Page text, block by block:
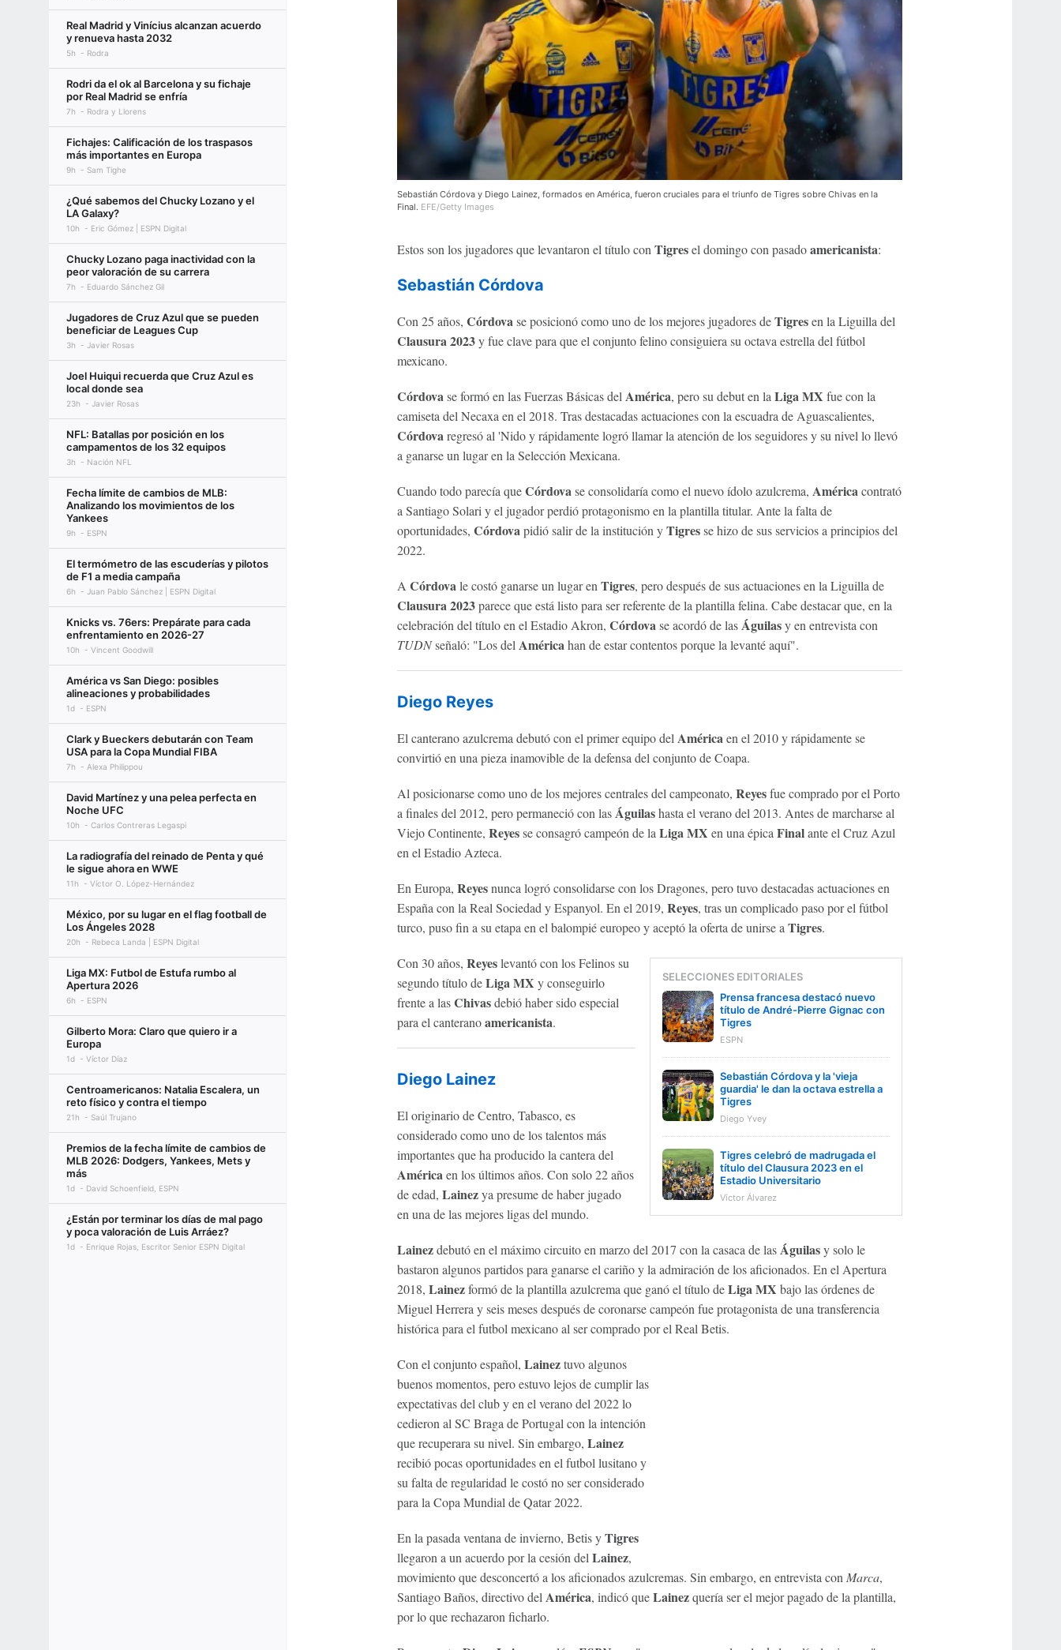
Real Madrid y Vinícius alcanzan acuerdo
y renueva hasta 2032
5h Rodra
Rodri da el ok al Barcelona y su fichaje
por Real Madrid se enfría
7h Rodra y Llorens
Fichajes: Calificación de los traspasos
más importantes en Europa
9h Sam Tighe
¿Qué sabemos del Chucky Lozano y el
LA Galaxy?
10h Eric Gómez | ESPN Digital
Chucky Lozano paga inactividad con la
peor valoración de su carrera
7h Eduardo Sánchez Gil
Jugadores de Cruz Azul que se pueden
beneficiar de Leagues Cup
3h Javier Rosas
Joel Huiqui recuerda que Cruz Azul es
local donde sea
23h Javier Rosas
NFL: Batallas por posición en los
campamentos de los 32 equipos
3h Nación NFL
Fecha límite de cambios de MLB:
Analizando los movimientos de los
Yankees
9h ESPN
El termómetro de las escuderías y pilotos
de F1 a media campaña
6h Juan Pablo Sánchez | ESPN Digital
Knicks vs. 76ers: Prepárate para cada
enfrentamiento en 2026-27
10h Vincent Goodwill
América vs San Diego: posibles
alineaciones y probabilidades
1d ESPN
Clark y Bueckers debutarán con Team
USA para la Copa Mundial FIBA
7h Alexa Philippou
David Martínez y una pelea perfecta en
Noche UFC
10h Carlos Contreras Legaspi
La radiografía del reinado de Penta y qué
le sigue ahora en WWE
11h Víctor O. López-Hernández
México, por su lugar en el flag football de
Los Ángeles 2028
20h Rebeca Landa | ESPN Digital
Liga MX: Futbol de Estufa rumbo al
Apertura 2026
6h ESPN
Gilberto Mora: Claro que quiero ir a
Europa
1d Víctor Díaz
Centroamericanos: Natalia Escalera, un
reto físico y contra el tiempo
21h Saúl Trujano
Premios de la fecha límite de cambios de
MLB 2026: Dodgers, Yankees, Mets y
más
1d David Schoenfield, ESPN
¿Están por terminar los días de mal pago
y poca valoración de Luis Arráez?
1d Enrique Rojas, Escritor Senior ESPN Digital
Sebastián Córdova y Diego Lainez, formados en América, fueron cruciales para el triunfo de Tigres sobre Chivas en la
Final. EFE/Getty Images
Estos son los jugadores que levantaron el título conTigresel domingo con pasadoamericanista:
Sebastián Córdova
Con 25 años, Córdovase posicionó como uno de los mejores jugadores deTigresen la Liguilla del
Clausura 2023y fue clave para que el conjunto felino consiguiera su octava estrella del fútbol
mexicano.
Córdovase formó en las Fuerzas Básicas delAmérica, pero su debut en laLiga MX fue con la
camiseta del Necaxa en el 2018. Tras destacadas actuaciones con la escuadra de Aguascalientes,
Córdovaregresó al 'Nido y rápidamente logró llamar la atención de los seguidores y su nivel lo llevó
a ganarse un lugar en la Selección Mexicana.
Cuando todo parecía queCórdovase consolidaría como el nuevo ídolo azulcrema, Américacontrató
a Santiago Solari y el jugador perdió protagonismo en la plantilla titular. Ante la falta de
oportunidades, Córdovapidió salir de la institución yTigresse hizo de sus servicios a principios del
2022.
A Córdovale costó ganarse un lugar enTigres, pero después de sus actuaciones en la Liguilla de
Clausura 2023parece que está listo para ser referente de la plantilla felina. Cabe destacar que, en la
celebración del título en el Estadio Akron, Córdovase acordó de lasÁguilasy en entrevista con
TUDNseñaló: "Los delAméricahan de estar contentos porque la levanté aquí".
Diego Reyes
El canterano azulcrema debutó con el primer equipo delAméricaen el 2010 y rápidamente se
convirtió en una pieza inamovible de la defensa del conjunto de Coapa.
Al posicionarse como uno de los mejores centrales del campeonato, Reyesfue comprado por el Porto
a finales del 2012, pero permaneció con lasÁguilashasta el verano del 2013. Antes de marcharse al
Viejo Continente, Reyesse consagró campeón de laLiga MX en una épicaFinalante el Cruz Azul
en el Estadio Azteca.
En Europa, Reyesnunca logró consolidarse con los Dragones, pero tuvo destacadas actuaciones en
España con la Real Sociedad y Espanyol. En el 2019, Reyes, tras un complicado paso por el fútbol
turco, puso fin a su etapa en el balompié europeo y aceptó la oferta de unirse aTigres.
SELECCIONES EDITORIALES
Prensa francesa destacó nuevo
título de André-Pierre Gignac con
Tigres
ESPN
Sebastián Córdova y la 'vieja
guardia' le dan la octava estrella a
Tigres
Diego Yvey
Tigres celebró de madrugada el
título del Clausura 2023 en el
Estadio Universitario
Víctor Álvarez
Con 30 años, Reyeslevantó con los Felinos su
segundo título deLiga MX y conseguirlo
frente a lasChivasdebió haber sido especial
para el canteranoamericanista.
Diego Lainez
El originario de Centro, Tabasco, es
considerado como uno de los talentos más
importantes que ha producido la cantera del
Américaen los últimos años. Con solo 22 años
de edad, Lainezya presume de haber jugado
en una de las mejores ligas del mundo.
Lainezdebutó en el máximo circuito en marzo del 2017 con la casaca de lasÁguilasy solo le
bastaron algunos partidos para ganarse el cariño y la admiración de los aficionados. En el Apertura
2018, Lainezformó de la plantilla azulcrema que ganó el título deLiga MX bajo las órdenes de
Miguel Herrera y seis meses después de coronarse campeón fue protagonista de una transferencia
histórica para el futbol mexicano al ser comprado por el Real Betis.
Con el conjunto español, Laineztuvo algunos
buenos momentos, pero estuvo lejos de cumplir las
expectativas del club y en el verano del 2022 lo
cedieron al SC Braga de Portugal con la intención
que recuperara su nivel. Sin embargo, Lainez
recibió pocas oportunidades en el futbol lusitano y
su falta de regularidad le costó no ser considerado
para la Copa Mundial de Qatar 2022.
En la pasada ventana de invierno, Betis yTigres
llegaron a un acuerdo por la cesión delLainez,
movimiento que desconcertó a los aficionados azulcremas. Sin embargo, en entrevista conMarca,
Santiago Baños, directivo delAmérica, indicó queLainezquería ser el mejor pagado de la plantilla,
por lo que rechazaron ficharlo.